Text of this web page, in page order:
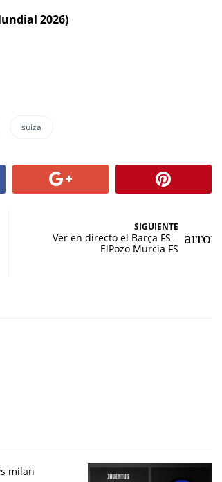
2026)
suiza
SIGUIENTE
Ver en directo el Barça FS –
ElPozo Murcia FS